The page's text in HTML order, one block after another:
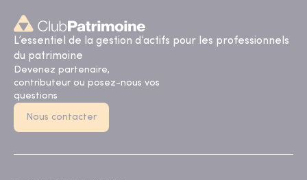
L’essentiel de la gestion d’actifs pour les professionnels
du patrimoine
Devenez partenaire,
contributeur ou posez-nous vos
questions
Nous contacter